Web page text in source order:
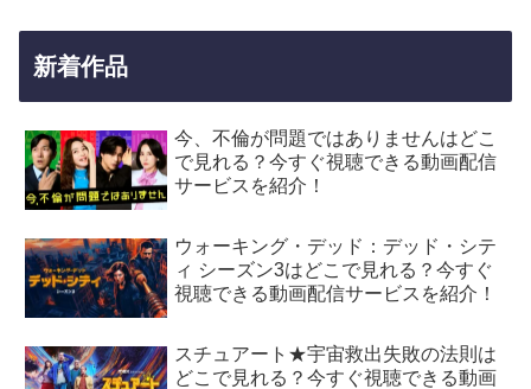
新着作品
今、不倫が問題ではありませんはどこ
で見れる？今すぐ視聴できる動画配信
サービスを紹介！
ウォーキング・デッド：デッド・シテ
ィ シーズン3はどこで見れる？今すぐ
視聴できる動画配信サービスを紹介！
スチュアート★宇宙救出失敗の法則は
どこで見れる？今すぐ視聴できる動画